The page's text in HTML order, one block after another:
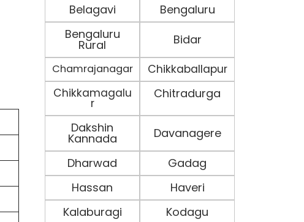
Belagavi
Bengaluru
Bengaluru
Rural Bidar
Chamrajanagar
Chikkaballapur
Chikkamagalu
r
Chitradurga
Dakshin
Kannada
Davanagere
Dharwad
Gadag
Hassan
Haveri
Kalaburagi
Kodagu